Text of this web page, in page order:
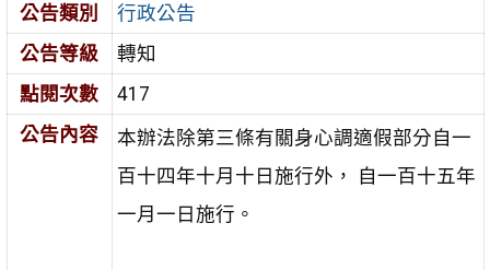
公告類別
行政公告
公告等級
轉知
點閱次數
417
公告內容
本辦法除第三條有關身心調適假部分自一
百十四年十月十日施行外， 自一百十五年
一月一日施行。